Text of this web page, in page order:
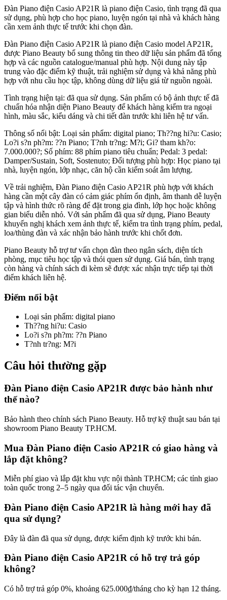
Đàn Piano điện Casio AP21R là piano điện Casio, tình trạng đã qua
sử dụng, phù hợp cho học piano, luyện ngón tại nhà và khách hàng
cần xem ảnh thực tế trước khi chọn đàn.
Đàn Piano điện Casio AP21R là piano điện Casio model AP21R,
được Piano Beauty bổ sung thông tin theo dữ liệu sản phẩm đã tổng
hợp và các nguồn catalogue/manual phù hợp. Nội dung này tập
trung vào đặc điểm kỹ thuật, trải nghiệm sử dụng và khả năng phù
hợp với nhu cầu học tập, không dùng dữ liệu giá từ nguồn ngoài.
Tình trạng hiện tại: đã qua sử dụng. Sản phẩm có bộ ảnh thực tế đã
chuẩn hóa nhận diện Piano Beauty để khách hàng kiểm tra ngoại
hình, màu sắc, kiểu dáng và chi tiết đàn trước khi liên hệ tư vấn.
Thông số nổi bật: Loại sản phẩm: digital piano; Th??ng hi?u: Casio;
Lo?i s?n ph?m: ??n Piano; T?nh tr?ng: M?i; Gi? tham kh?o:
7.000.000?; Số phím: 88 phím piano tiêu chuẩn; Pedal: 3 pedal:
Damper/Sustain, Soft, Sostenuto; Đối tượng phù hợp: Học piano tại
nhà, luyện ngón, lớp nhạc, căn hộ cần kiểm soát âm lượng.
Về trải nghiệm, Đàn Piano điện Casio AP21R phù hợp với khách
hàng cần một cây đàn có cảm giác phím ổn định, âm thanh dễ luyện
tập và hình thức rõ ràng để đặt trong gia đình, lớp học hoặc không
gian biểu diễn nhỏ. Với sản phẩm đã qua sử dụng, Piano Beauty
khuyến nghị khách xem ảnh thực tế, kiểm tra tình trạng phím, pedal,
loa/thùng đàn và xác nhận bảo hành trước khi chốt đơn.
Piano Beauty hỗ trợ tư vấn chọn đàn theo ngân sách, diện tích
phòng, mục tiêu học tập và thói quen sử dụng. Giá bán, tình trạng
còn hàng và chính sách đi kèm sẽ được xác nhận trực tiếp tại thời
điểm khách liên hệ.
Điểm nổi bật
Loại sản phẩm: digital piano
Th??ng hi?u: Casio
Lo?i s?n ph?m: ??n Piano
T?nh tr?ng: M?i
Câu hỏi thường gặp
Đàn Piano điện Casio AP21R được bảo hành như
thế nào?
Bảo hành theo chính sách Piano Beauty. Hỗ trợ kỹ thuật sau bán tại
showroom Piano Beauty TP.HCM.
Mua Đàn Piano điện Casio AP21R có giao hàng và
lắp đặt không?
Miễn phí giao và lắp đặt khu vực nội thành TP.HCM; các tỉnh giao
toàn quốc trong 2–5 ngày qua đối tác vận chuyển.
Đàn Piano điện Casio AP21R là hàng mới hay đã
qua sử dụng?
Đây là đàn đã qua sử dụng, được kiểm định kỹ trước khi bán.
Đàn Piano điện Casio AP21R có hỗ trợ trả góp
không?
Có hỗ trợ trả góp 0%, khoảng 625.000₫/tháng cho kỳ hạn 12 tháng.